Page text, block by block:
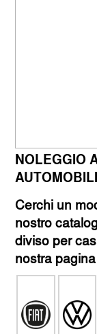
NOLEGGIO
Cerchi un
nostro
diviso per
nostra